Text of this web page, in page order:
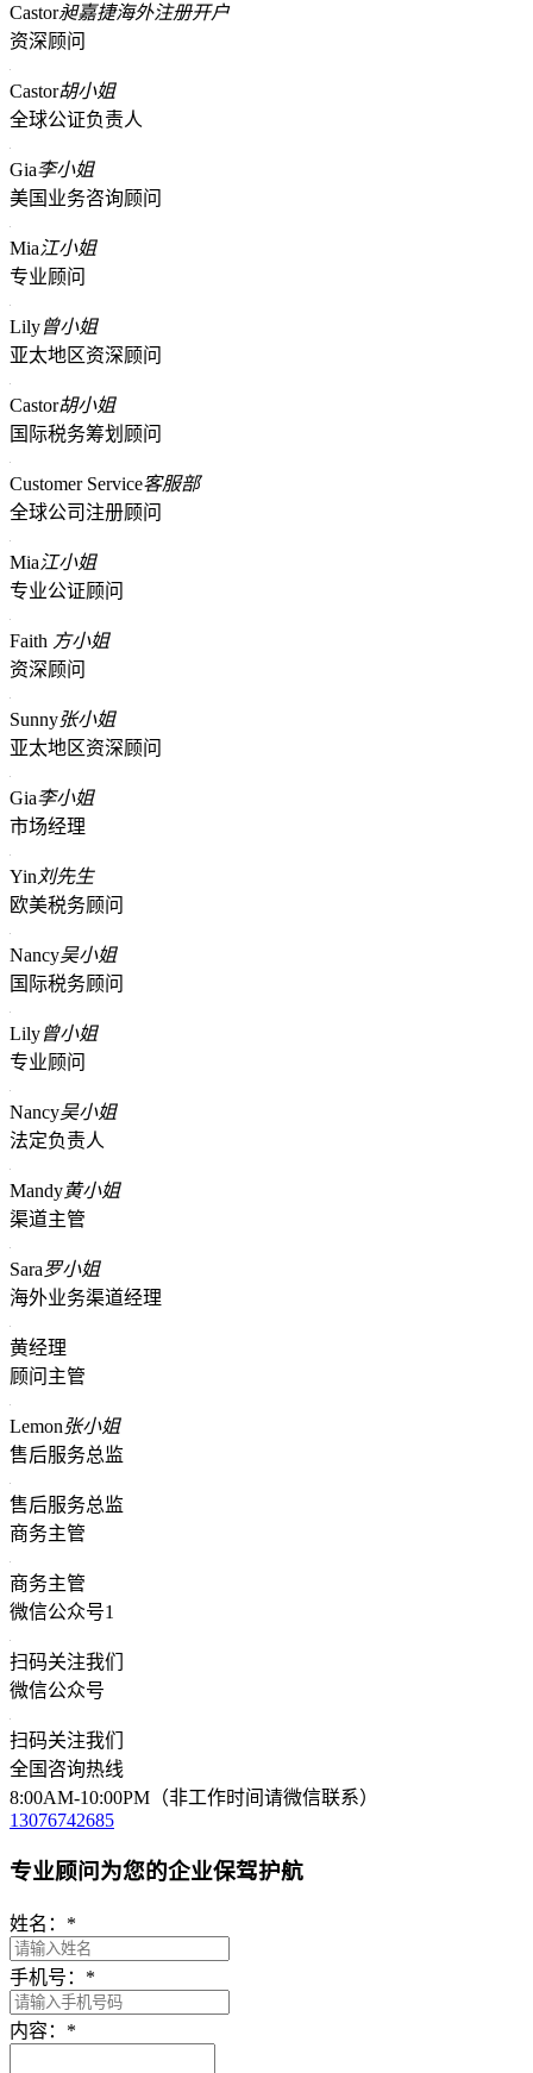
Castor昶嘉捷海外注册开户
资深顾问
Castor胡小姐
全球公证负责人
Gia李小姐
美国业务咨询顾问
Mia江小姐
专业顾问
Lily曾小姐
亚太地区资深顾问
Castor胡小姐
国际税务筹划顾问
Customer Service客服部
全球公司注册顾问
Mia江小姐
专业公证顾问
Faith 方小姐
资深顾问
Sunny张小姐
亚太地区资深顾问
Gia李小姐
市场经理
Yin 刘先生
欧美税务顾问
Nancy吴小姐
国际税务顾问
Lily曾小姐
专业顾问
Nancy吴小姐
法定负责人
Mandy黄小姐
渠道主管
Sara罗小姐
海外业务渠道经理
黄经理
顾问主管
Lemon张小姐
售后服务总监
售后服务总监
商务主管
商务主管
微信公众号1
扫码关注我们
微信公众号
扫码关注我们
全国咨询热线
8:00AM-10:00PM（非工作时间请微信联系）
13076742685
专业顾问为您的企业保驾护航
姓名： *
手机号： *
内容： *